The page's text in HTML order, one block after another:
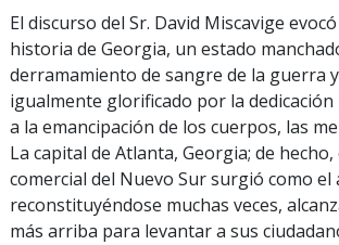
El discurso del Sr. David Miscavige
historia de Georgia, un estado
derramamiento de sangre de la guerra
igualmente glorificado por la
a la emancipación de los cuerpos, las
La capital de Atlanta, Georgia; de
comercial del Nuevo Sur surgió como el
reconstituyéndose muchas veces,
más arriba para levantar a sus